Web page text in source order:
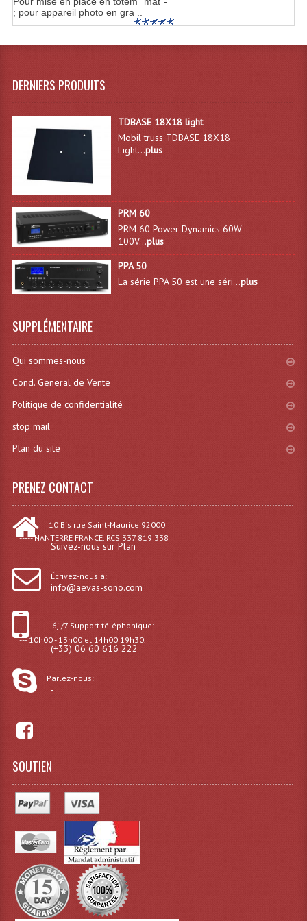
Projecteurs Plafonniers Et Encastrés
Projecteurs Cycliodes
Projecteurs Découpes
Projecteurs Par : 16 À 64 Et Autres
Câble Rallonge DMX512 MIDI
Câbles Module, Cables Audio
Câbles Enceintes
Connectiques, Prises Etc...
Adaptateurs Audio
Public-Adress
Accessoires Public-Adress L100V
Amplificateurs (L 100v)
Enceintes Encastrables Ligne 100V 4-8 Ohm
; pour appareil photo en gra ..
DERNIERS PRODUITS
TDBASE 18X18 light
Mobil truss TDBASE 18X18
Light...plus
PRM 60
PRM 60 Power Dynamics 60W
100V...plus
PPA 50
La série PPA 50 est une séri...plus
SUPPLÉMENTAIRE
Qui sommes-nous
Cond. General de Vente
Politique de confidentialité
stop mail
Plan du site
PRENEZ CONTACT
10 Bis rue Saint-Maurice 92000
----- NANTERRE FRANCE. RCS 337 819 338
Suivez-nous sur Plan
Écrivez-nous à:
info@aevas-sono.com
6j /7 Support téléphonique:
--- 10h00 - 13h00 et 14h00 19h30.
(+33) 06 60 616 222
Parlez-nous:
-
SOUTIEN